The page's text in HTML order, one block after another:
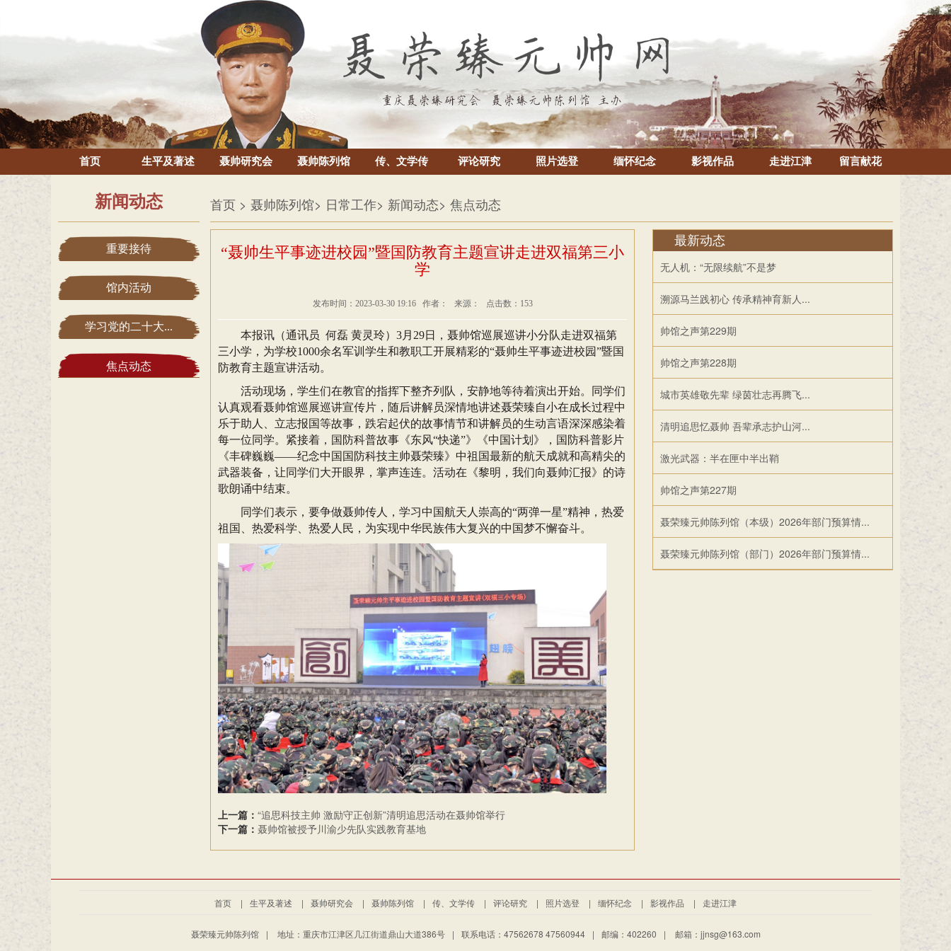
首页 生平及著述 聂帅研究会 聂帅陈列馆 传、文学传 评论研究 照片选登 缅怀纪念 影视作品 走进江津 留言献花
新闻动态
重要接待
馆内活动
学习党的二十大...
焦点动态
首页 > 聂帅陈列馆> 日常工作> 新闻动态> 焦点动态
“聂帅生平事迹进校园”暨国防教育主题宣讲走进双福第三小
学
发布时间：2023-03-30 19:16 作者： 来源： 点击数：153
本报讯（通讯员 何磊 黄灵玲） 3月29日，聂帅馆巡展巡讲小分队走进双福第
三小学，为学校1000余名军训学生和教职工开展精彩的“聂帅生平事迹进校园”暨国
防教育主题宣讲活动。
活动现场，学生们在教官的指挥下整齐列队，安静地等待着演出开始。同学们
认真观看聂帅馆巡展巡讲宣传片，随后讲解员深情地讲述聂荣臻自小在成长过程中
乐于助人、立志报国等故事，跌宕起伏的故事情节和讲解员的生动言语深深感染着
每一位同学。紧接着，国防科普故事《东风“快递”》《中国计划》，国防科普影片
《丰碑巍巍——纪念中国国防科技主帅聂荣臻》中祖国最新的航天成就和高精尖的
武器装备，让同学们大开眼界，掌声连连。活动在《黎明，我们向聂帅汇报》的诗
歌朗诵中结束。
同学们表示，要争做聂帅传人，学习中国航天人崇高的“两弹一星”精神，热爱
祖国、热爱科学、热爱人民，为实现中华民族伟大复兴的中国梦不懈奋斗。
上一篇： “追思科技主帅 激励守正创新”清明追思活动在聂帅馆举行
下一篇： 聂帅馆被授予川渝少先队实践教育基地
最新动态
无人机：“无限续航”不是梦
溯源马兰践初心 传承精神育新人...
帅馆之声第229期
帅馆之声第228期
城市英雄敬先辈 绿茵壮志再腾飞...
清明追思忆聂帅 吾辈承志护山河...
激光武器：半在匣中半出鞘
帅馆之声第227期
聂荣臻元帅陈列馆（本级）2026年部门预算情...
聂荣臻元帅陈列馆（部门）2026年部门预算情...
首页 | 生平及著述 | 聂帅研究会 | 聂帅陈列馆 | 传、文学传 | 评论研究 | 照片选登 | 缅怀纪念 | 影视作品 | 走进江津
聂荣臻元帅陈列馆 | 地址：重庆市江津区几江街道鼎山大道386号 | 联系电话：47562678 47560944 | 邮编：402260 | 邮箱：jjnsg@163.com